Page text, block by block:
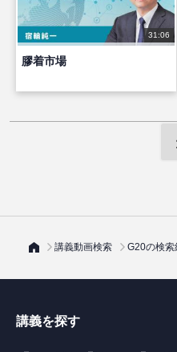
31:06
膠着市場
講義動画検索 G20の検索
講義を探す